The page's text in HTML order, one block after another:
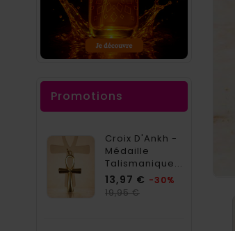
Promotions
Croix D'Ankh -
Médaille
Talismanique...
13,97 € Prix
-30%
19,95 €Prix